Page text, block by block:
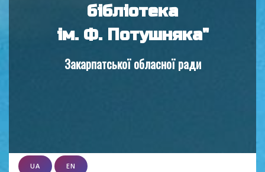
бібліотека
ім. Ф. Потушняка"
Закарпатської обласної ради
UA EN